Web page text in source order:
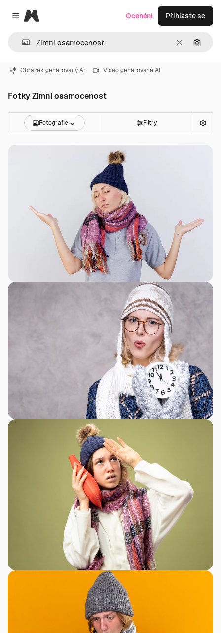
Close menu
Magnific
ZrušitHledat
Ocenění Přihlaste se
Obrázek generovaný AI Video generované AI
Fotky Zimni osamocenost
Fotografie Filtry